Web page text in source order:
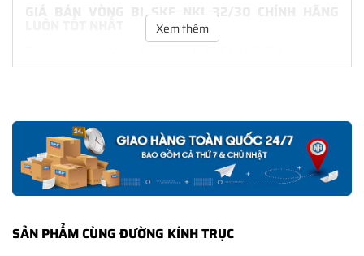
GIÁ BÁN VÒNG BI SKF NKI 32/30 CHÍNH HÃNG
nhất với nhiều ưu đãi kèm theo và các dịch vụ hẫu mãi sau bán
CHẾ ĐỘ BẢO HÀNH VÒNG BI SKF NKI 32/30 CHÍNH
HÃNG
Tất cả các sản phẩm SKF chính hãng doSKF Ngọc Anhphân
phối đều được bảo hành chính hãng theo đúng tiêu chuẩn bảo
hành của nhà sản xuất.
Xem thêm
SẢN PHẨM CÙNG ĐƯỜNG KÍNH TRỤC